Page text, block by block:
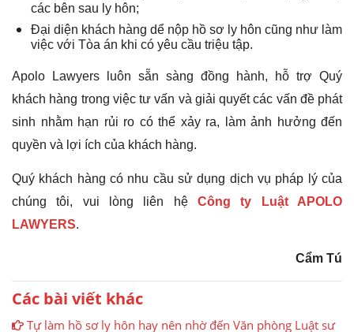
các bên sau ly hôn;
Đại diện khách hàng dể nộp hồ sơ ly hôn cũng như làm
việc với Tòa án khi có yêu cầu triệu tập.
Apolo Lawyers luôn sẵn sàng đồng hành, hỗ trợ Quý
khách hàng trong việc tư vấn và giải quyết các vấn đề phát
sinh nhằm hạn rủi ro có thể xảy ra, làm ảnh hưởng đến
quyền và lợi ích của khách hàng.
Quý khách hàng có nhu cầu sử dụng dịch vụ pháp lý của
chúng tôi, vui lòng liên hệ Công ty Luật APOLO
LAWYERS.
Cẩm Tú
Các bài viết khác
Tự làm hồ sơ ly hôn hay nên nhờ đến Văn phòng Luật sư